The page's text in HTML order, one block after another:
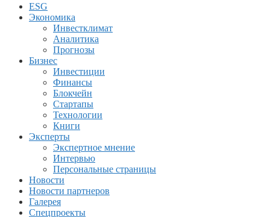
ESG
Экономика
Инвестклимат
Аналитика
Прогнозы
Бизнес
Инвестиции
Финансы
Блокчейн
Стартапы
Технологии
Книги
Эксперты
Экспертное мнение
Интервью
Персональные страницы
Новости
Новости партнеров
Галерея
Спецпроекты